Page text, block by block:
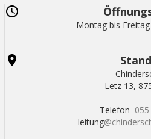
Montag bis
Letz 13,
Telefon
leitung